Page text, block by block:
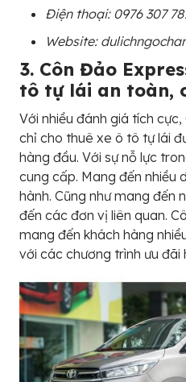
Điện thoại: 0976 307
Website:
3. Côn Đảo
tô tự lái an toàn,
Với nhiều đánh giá tích
chỉ cho thuê xe ô tô tự lái
hàng đầu. Với sự nỗ lực
cung cấp. Mang đến nhiều
hành. Cũng như mang đến
đến các đơn vị liên quan.
mang đến khách hàng
với các chương trình ưu đãi